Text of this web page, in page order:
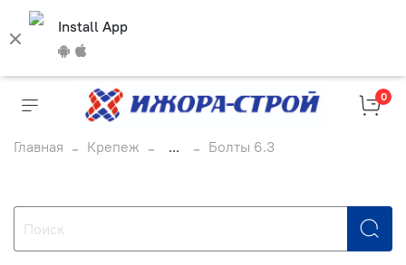
Install App
0
Главная Крепеж ... Болты 6.3